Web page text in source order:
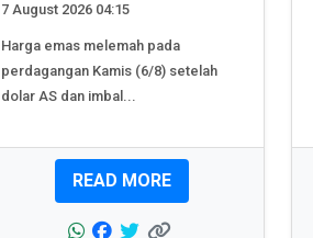
7 August 2026 04:15
Harga emas melemah pada
perdagangan Kamis (6/8) setelah
dolar AS dan imbal...
READ MORE